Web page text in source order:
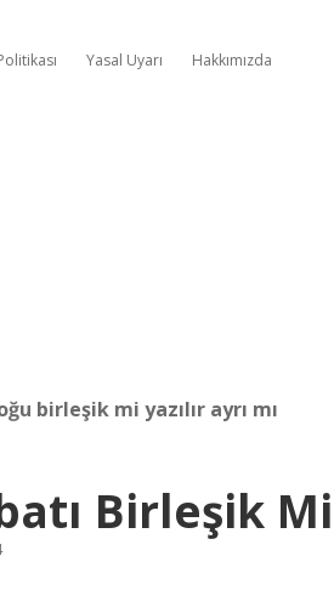
Yasal Uyarı Hakkımızda
birleşik mi yazılır ayrı mı
Birleşik Mi